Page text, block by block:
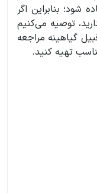
شود؛ بنابراین اگر
توصیه می‌کنیم
گیاهینه مراجعه
تهیه کنید.